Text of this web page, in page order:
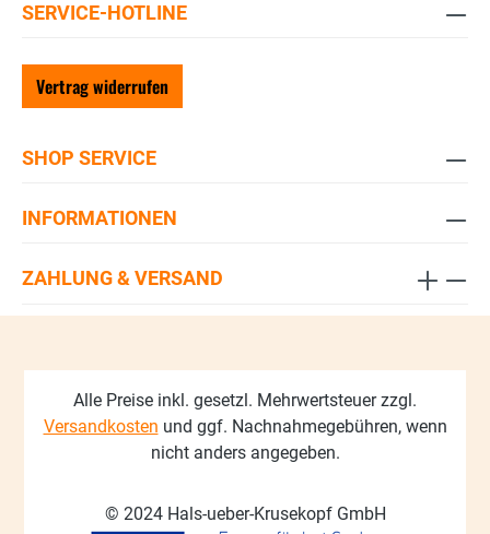
SERVICE-HOTLINE
Vertrag widerrufen
SHOP SERVICE
INFORMATIONEN
ZAHLUNG & VERSAND
Alle Preise inkl. gesetzl. Mehrwertsteuer zzgl.
Versandkosten und ggf. Nachnahmegebühren, wenn
nicht anders angegeben.
© 2024 Hals-ueber-Krusekopf GmbH